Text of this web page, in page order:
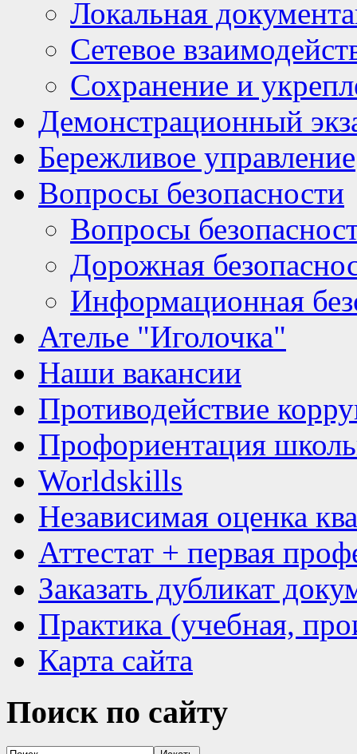
Локальная
Сетевое
Сохранение и
Демонстрационный
Бережливое управление
Вопросы безопасности
Вопросы
Дорожная
Информационная
Ателье "Иголочка"
Наши вакансии
Противодействие
Профориентация
Worldskills
Независимая оценка
Аттестат + первая
Заказать дубликат
Практика (учебная,
Карта сайта
Поиск по сайту